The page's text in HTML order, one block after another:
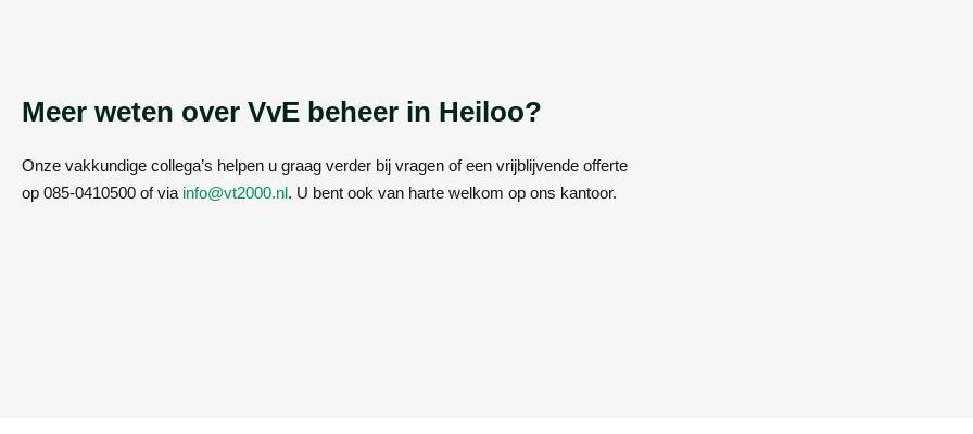
Meer weten over VvE beheer in Heiloo?
Onze vakkundige collega’s helpen u graag verder bij vragen of een vrijblijvende offerte
op 085-0410500 of via info@vt2000.nl. U bent ook van harte welkom op ons kantoor.